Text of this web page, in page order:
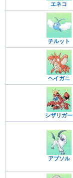
エネコ
チルット
ヘイガニ
シザリガー
アブソル